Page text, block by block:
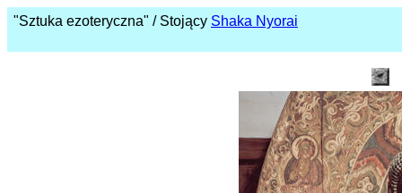
"Sztuka ezoteryczna" / Stojący Shaka Nyorai